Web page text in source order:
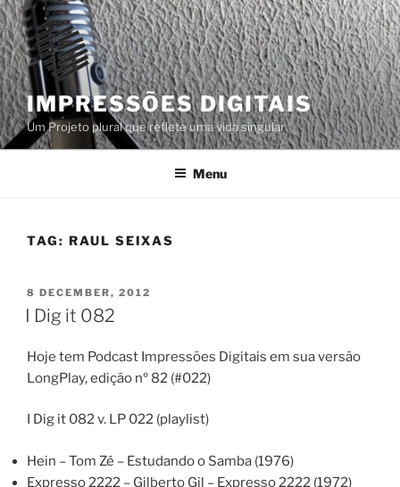
Skip
to
content
IMPRESSÕES DIGITAIS
Um Projeto plural que reflete uma vida singular
Menu
TAG: RAUL SEIXAS
POSTED
ON
8 DECEMBER, 2012
I Dig it 082
Hoje tem Podcast Impressões Digitais em sua versão
LongPlay, edição nº 82 (#022)
I Dig it 082 v. LP 022 (playlist)
Hein – Tom Zé – Estudando o Samba (1976)
Expresso 2222 – Gilberto Gil – Expresso 2222 (1972)